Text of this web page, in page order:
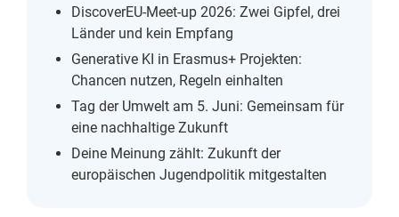
DiscoverEU-Meet-up 2026: Zwei Gipfel, drei
Länder und kein Empfang
Generative KI in Erasmus+ Projekten:
Chancen nutzen, Regeln einhalten
Tag der Umwelt am 5. Juni: Gemeinsam für
eine nachhaltige Zukunft
Deine Meinung zählt: Zukunft der
europäischen Jugendpolitik mitgestalten